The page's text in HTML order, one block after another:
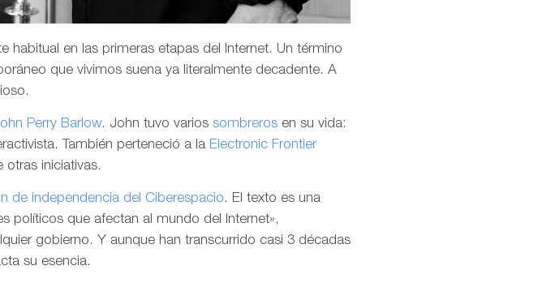
habitual en las primeras etapas del Internet. Un término
que vivimos suena ya literalmente decadente. A
Perry Barlow. John tuvo varios sombreros en su vida:
También perteneció a la Electronic Frontier
otras iniciativas.
de independencia del Ciberespacio. El texto es una
políticos que afectan al mundo del Internet»,
gobierno. Y aunque han transcurrido casi 3 décadas
su esencia.